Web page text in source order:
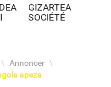
GIZARTEA
SOCIÉTÉ
\ Annoncer \
apeza